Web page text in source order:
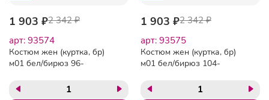
1 903 ₽2 342 ₽
арт: 93574
Костюм жен (куртка, бр)
м01 бел/бирюз 96-
1 903 ₽2 342 ₽
арт: 93575
Костюм жен (куртка, бр)
м01 бел/бирюз 104-